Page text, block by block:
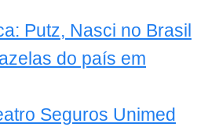
Putz, Nasci no Brasil
do país em
Seguros Unimed